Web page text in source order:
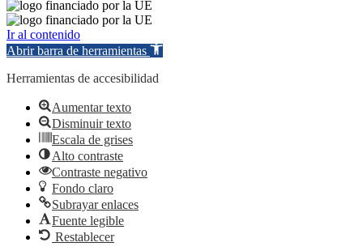
Ir al contenido
Abrir barra de herramientas
Herramientas de accesibilidad
Aumentar texto
Disminuir texto
Escala de grises
Alto contraste
Contraste negativo
Fondo claro
Subrayar enlaces
Fuente legible
Restablecer